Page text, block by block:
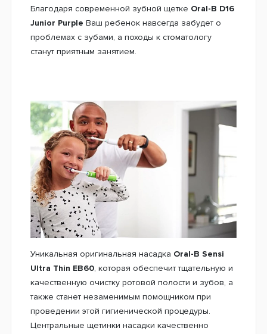
Благодаря современной зубной щетке Oral-B D16
Junior Purple Ваш ребенок навсегда забудет о
проблемах с зубами, а походы к стоматологу
станут приятным занятием.
Уникальная оригинальная насадка Oral-B Sensi
Ultra Thin EB60, которая обеспечит тщательную и
качественную очистку ротовой полости и зубов, а
также станет незаменимым помощником при
проведении этой гигиенической процедуры.
Центральные щетинки насадки качественно